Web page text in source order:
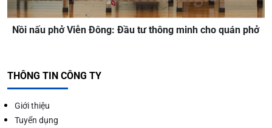
Nồi nấu phở Viễn Đông: Đầu tư thông minh cho quán phở
THÔNG TIN CÔNG TY
Giới thiệu
Tuyển dụng